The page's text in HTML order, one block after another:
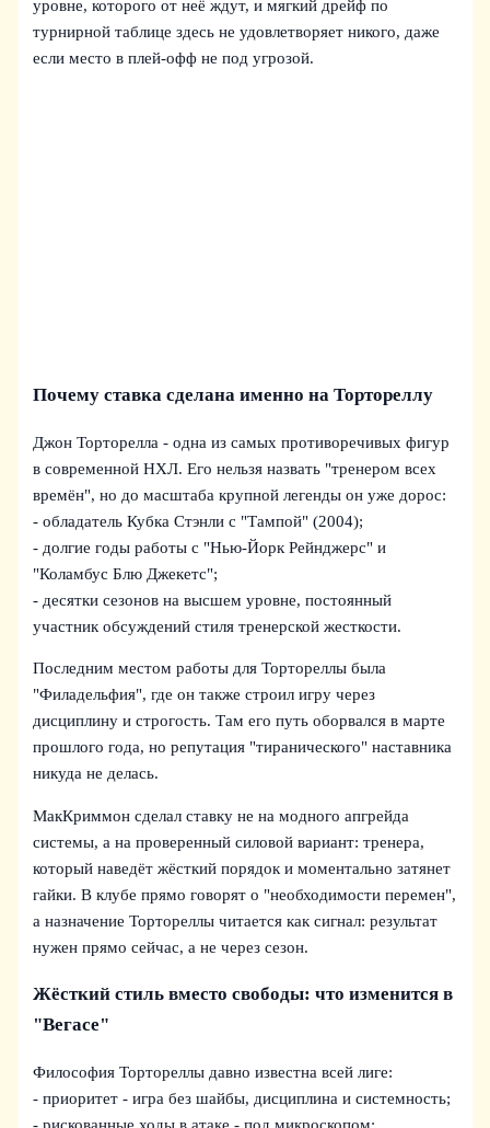
уровне, которого от неё ждут, и мягкий дрейф по
турнирной таблице здесь не удовлетворяет никого, даже
если место в плей-офф не под угрозой.
Почему ставка сделана именно на Тортореллу
Джон Торторелла - одна из самых противоречивых фигур
в современной НХЛ. Его нельзя назвать "тренером всех
времён", но до масштаба крупной легенды он уже дорос:
- обладатель Кубка Стэнли с "Тампой" (2004);
- долгие годы работы с "Нью-Йорк Рейнджерс" и
"Коламбус Блю Джекетс";
- десятки сезонов на высшем уровне, постоянный
участник обсуждений стиля тренерской жесткости.
Последним местом работы для Тортореллы была
"Филадельфия", где он также строил игру через
дисциплину и строгость. Там его путь оборвался в марте
прошлого года, но репутация "тиранического" наставника
никуда не делась.
МакКриммон сделал ставку не на модного апгрейда
системы, а на проверенный силовой вариант: тренера,
который наведёт жёсткий порядок и моментально затянет
гайки. В клубе прямо говорят о "необходимости перемен",
а назначение Тортореллы читается как сигнал: результат
нужен прямо сейчас, а не через сезон.
Жёсткий стиль вместо свободы: что изменится в
"Вегасе"
Философия Тортореллы давно известна всей лиге:
- приоритет - игра без шайбы, дисциплина и системность;